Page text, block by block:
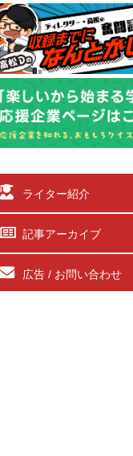
ライター紹介
記事アーカイブ
広告 / お問い合わせ